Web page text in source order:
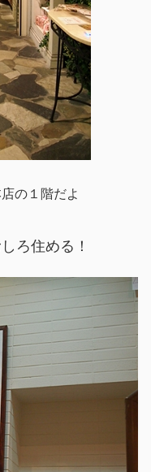
の１階だよ
ろ住める！